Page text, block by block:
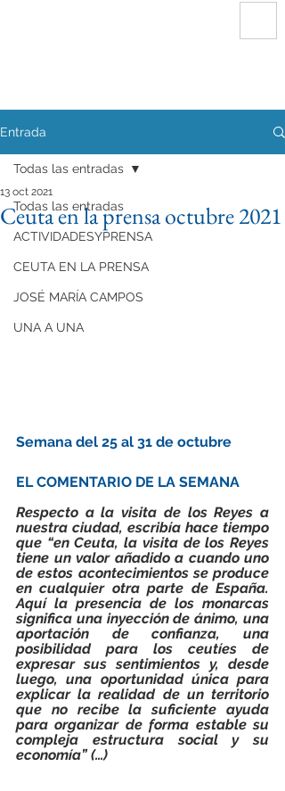
Entrada
Todas las entradas
ACTIVIDADESYPRENSA
CEUTA EN LA PRENSA
JOSÉ MARÍA CAMPOS
UNA A UNA
Todas las entradas
Ceuta en la prensa octubre 2021
13 oct 2021
Semana del 25 al 31 de octubre
EL COMENTARIO DE LA SEMANA
Respecto a la visita de los Reyes a
nuestra ciudad, escribía hace tiempo
que “en Ceuta, la visita de los Reyes
tiene un valor añadido a cuando uno
de estos acontecimientos se produce
en cualquier otra parte de España.
Aquí la presencia de los monarcas
significa una inyección de ánimo, una
aportación de confianza, una
posibilidad para los ceutíes de
expresar sus sentimientos y, desde
luego, una oportunidad única para
explicar la realidad de un territorio
que no recibe la suficiente ayuda
para organizar de forma estable su
compleja estructura social y su
economía” (…)